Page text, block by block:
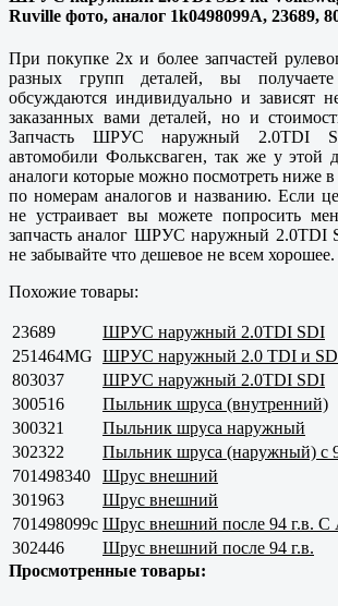
Ruville фото, аналог 1k0498099A, 23689,
При покупке 2х и более запчастей
разных групп деталей, вы
обсуждаются индивидуально и зависят
заказанных вами деталей, но и
Запчасть ШРУС наружный 2.0TDI
автомобили Фольксваген, так же у этой
аналоги которые можно посмотреть ниже в
по номерам аналогов и названию. Если
не устраивает вы можете попросить
запчасть аналог ШРУС наружный 2.0TDI
не забывайте что дешевое не всем хорошее.
Похожие товары:
23689 ШРУС наружный 2.0TDI SDI
251464MG ШРУС наружный 2.0 TDI и
803037
ШРУС наружный 2.0TDI SDI
300516
Пыльник шруса (внутренний)
300321
Пыльник шруса наружный
302322
Пыльник шруса (наружный) с
701498340
Шрус внешний
301963
Шрус внешний
701498099с Шрус внешний после 94 г.в. С
302446
Шрус внешний после 94 г.в.
Просмотренные товары: